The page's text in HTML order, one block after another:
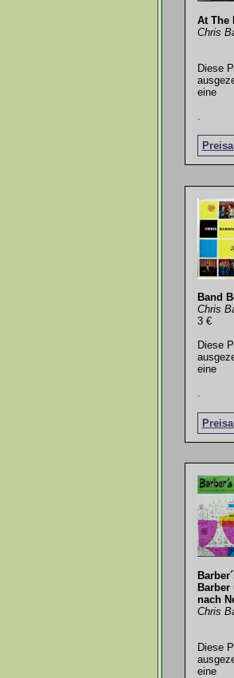
At The
Chris
Diese
eine
Band
Chris
3 €
Diese
eine
.
nach
Chris
Diese
eine